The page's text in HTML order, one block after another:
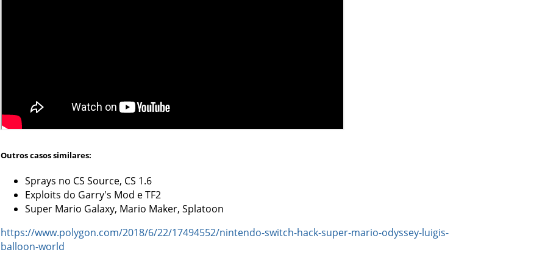
Outros casos similares:
Sprays no CS Source, CS 1.6
Exploits do Garry's Mod e TF2
Super Mario Galaxy, Mario Maker, Splatoon
https://www.polygon.com/2018/6/22/17494552/nintendo-switch-hack-super-mario-odyssey-luigis-
balloon-world